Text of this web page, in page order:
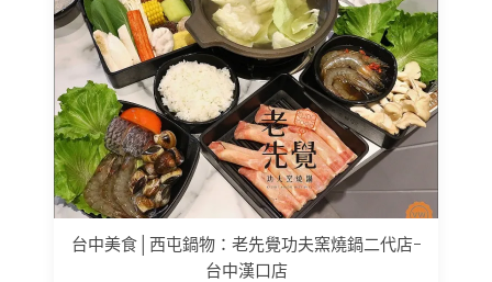
台中美食│西屯鍋物：老先覺功夫窯燒鍋二代店-
台中漢口店